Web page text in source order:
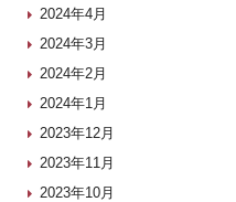
2024年4月
2024年3月
2024年2月
2024年1月
2023年12月
2023年11月
2023年10月